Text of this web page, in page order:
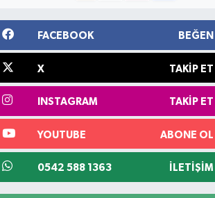
FACEBOOK BEĞEN
X TAKIP ET
INSTAGRAM TAKIP ET
YOUTUBE ABONE OL
0542 588 1363 İLETIŞIM